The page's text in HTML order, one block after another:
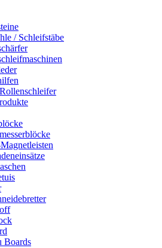
/ Schleifstäbe
Boards